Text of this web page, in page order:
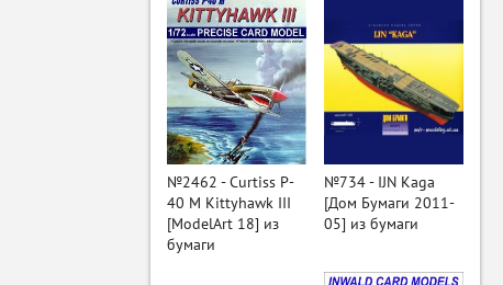
№2462 - Curtiss P-
40 M Kittyhawk III
[ModelArt 18] из
бумаги
№734 - IJN Kaga
[Дом Бумаги 2011-
05] из бумаги